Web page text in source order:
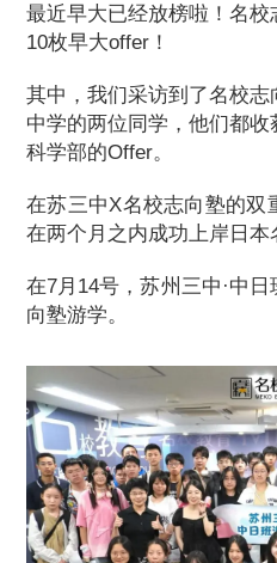
最近早大已经放榜啦！名
10枚早大offer！
其中，我们采访到了名校
中学的两位同学，他们都
科学部的Offer。
在苏三中X名校志向塾的双
在两个月之内成功上岸日本
在7月14号，苏州三中·中
向塾游学。